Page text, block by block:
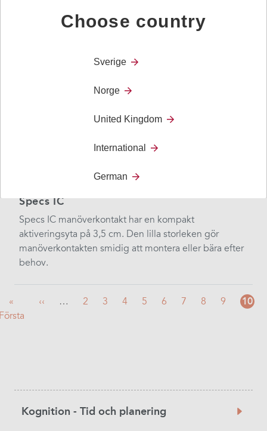
Specs IC
Specs IC manöverkontakt har en kompakt
aktiveringsyta på 3,5 cm. Den lilla storleken gör
manöverkontakten smidig att montera eller bära efter
behov.
First
page
«
Föregående
‹‹ … Sida
2 Sida
3 Sida
4 Sida
5 Sida
6 Sida
7 Sida
8 Sida
9 10
Category
Kognition - Tid och planering
Choose country
Sverige
Norge
United Kingdom
International
German